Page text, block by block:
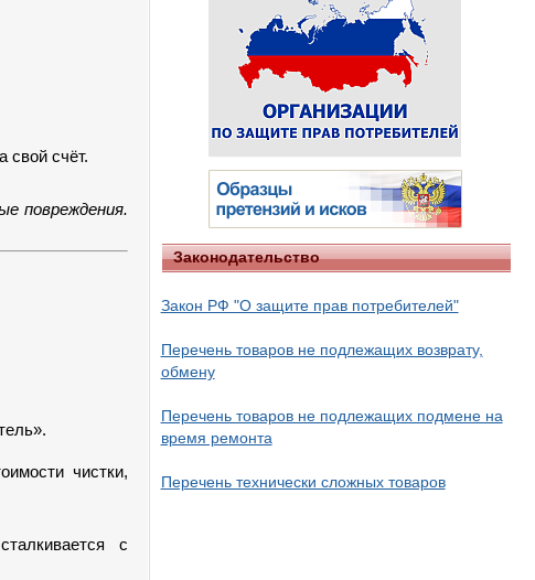
свой счёт.
повреждения.
чистки,
с
Законодательство
Закон РФ "О защите прав потребителей"
Перечень товаров не подлежащих возврату,
обмену
Перечень товаров не подлежащих подмене на
время ремонта
Перечень технически сложных товаров